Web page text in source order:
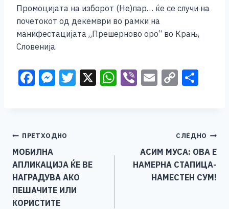
Промоцијата на изборот (Не)пар… ќе се случи на
почетокот од декември во рамки на
манифестацијата „Прешерново оро“ во Крањ,
Словенија.
F
b
o
o
k
M
n
g
er
T X W Vi E C
Li
n
k
Навигација
на
напис
ПРЕТХОДНО
МОБИЛНА
АПЛИКАЦИЈА ЌЕ ВЕ
НАГРАДУВА АКО
ПЕШАЧИТЕ ИЛИ
КОРИСТИТЕ
СЛЕДНО
АСИМ МУСА: ОВА Е
НАМЕРНА СТАПИЦА-
НАМЕСТЕН СУМ!